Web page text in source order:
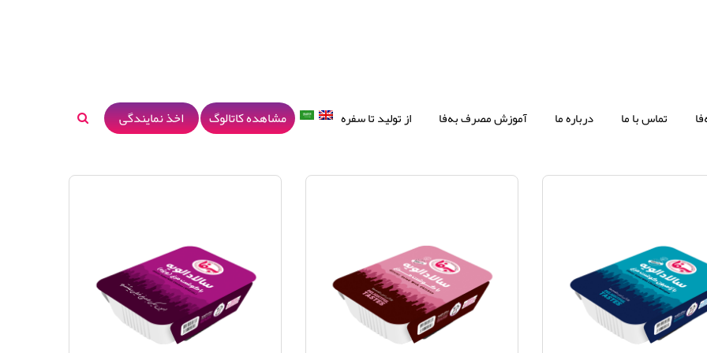
تماس با ما درباره ما آموزش مصرف به‌فا از تولید تا سفره مشاهده کاتالوگ اخذ نمایندگی